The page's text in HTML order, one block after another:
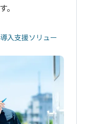
入支援ソリュー